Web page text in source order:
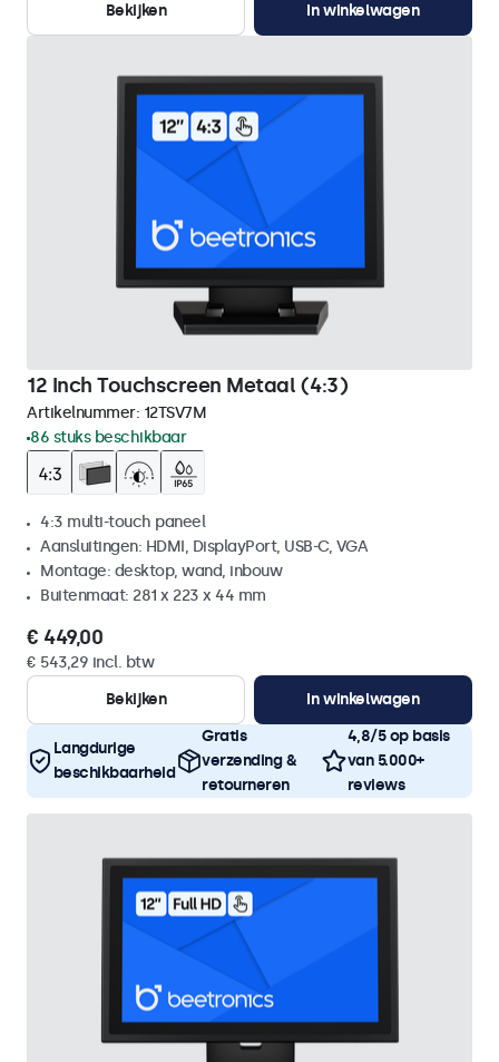
Bekijken
In winkelwagen
12 Inch Touchscreen Metaal (4:3)
Artikelnummer: 12TSV7M
86 stuks beschikbaar
4:3 multi-touch paneel
Aansluitingen: HDMI, DisplayPort, USB-C, VGA
Montage: desktop, wand, inbouw
Buitenmaat: 281 x 223 x 44 mm
€ 449,00
€ 543,29 incl. btw
Bekijken
In winkelwagen
Langdurige
beschikbaarheid
Gratis
verzending &
retourneren
4,8/5 op basis
van 5.000+
reviews